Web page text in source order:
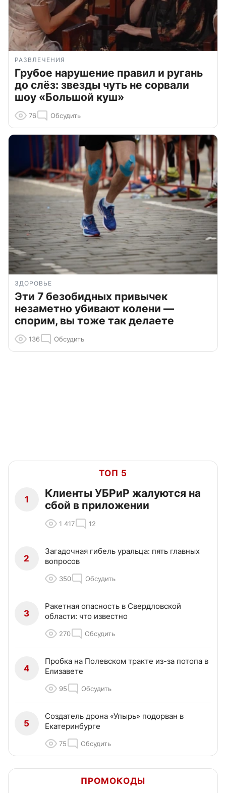
РАЗВЛЕЧЕНИЯ
Грубое нарушение правил и ругань
до слёз: звезды чуть не сорвали
шоу «Большой куш»
76 Обсудить
ЗДОРОВЬЕ
Эти 7 безобидных привычек
незаметно убивают колени —
спорим, вы тоже так делаете
136 Обсудить
ТОП 5
1
Клиенты УБРиР жалуются на
сбой в приложении
1 417 12
2
Загадочная гибель уральца: пять главных
вопросов
350 Обсудить
3
Ракетная опасность в Свердловской
области: что известно
270 Обсудить
4
Пробка на Полевском тракте из-за потопа в
Елизавете
95 Обсудить
5
Создатель дрона «Упырь» подорван в
Екатеринбурге
75 Обсудить
ПРОМОКОДЫ